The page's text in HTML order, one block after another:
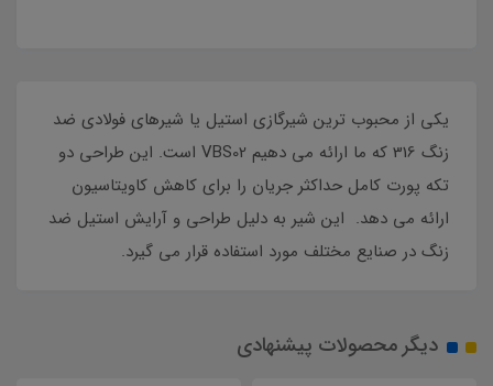
یکی از محبوب ترین شیرگازی استیل یا شیرهای فولادی ضد
زنگ 316 که ما ارائه می دهیم VBS02 است. این طراحی دو
تکه پورت کامل حداکثر جریان را برای کاهش کاویتاسیون
ارائه می دهد. این شیر به دلیل طراحی و آرایش استیل ضد
زنگ در صنایع مختلف مورد استفاده قرار می گیرد.
دیگر محصولات پیشنهادی